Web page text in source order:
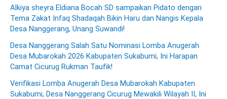
Alkiya sheyra Eldiana Bocah SD sampaikan Pidato dengan
Tema Zakat Infaq Shadaqah Bikin Haru dan Nangis Kepala
Desa Nanggerang, Unang Suwandi!
Desa Nanggerang Salah Satu Nominasi Lomba Anugerah
Desa Mubarokah 2026 Kabupaten Sukabumi, Ini Harapan
Camat Cicurug Rukman Taufik!
Verifikasi Lomba Anugerah Desa Mubarokah Kabupaten
Sukabumi, Desa Nanggerang Cicurug Mewakili Wilayah II, Ini